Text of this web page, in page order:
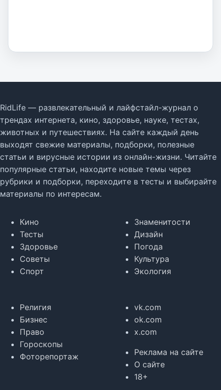
RidLife — развлекательный и лайфстайл-журнал о
трендах интернета, кино, здоровье, науке, тестах,
животных и путешествиях. На сайте каждый день
выходят свежие материалы, подборки, полезные
статьи и вирусные истории из онлайн-жизни. Читайте
популярные статьи, находите новые темы через
рубрики и подборки, переходите в тесты и выбирайте
материалы по интересам.
Кино
Тесты
Здоровье
Советы
Спорт
Знаменитости
Дизайн
Погода
Культура
Экология
Религия
Бизнес
Право
Гороскопы
Фоторепортаж
vk.com
ok.com
x.com
Реклама на сайте
О сайте
18+